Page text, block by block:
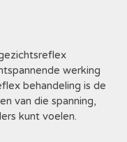
werking
behandeling is de
van die spanning,
kunt voelen.